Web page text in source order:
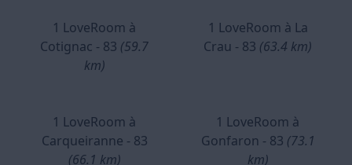
1 LoveRoom à
Cotignac - 83 (59.7
km)
1 LoveRoom à La
Crau - 83 (63.4 km)
1 LoveRoom à
Carqueiranne - 83
(66.1 km)
1 LoveRoom à
Gonfaron - 83 (73.1
km)